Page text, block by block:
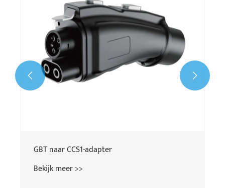
GBT naar CCS1-adapter
Bekijk meer >>
 